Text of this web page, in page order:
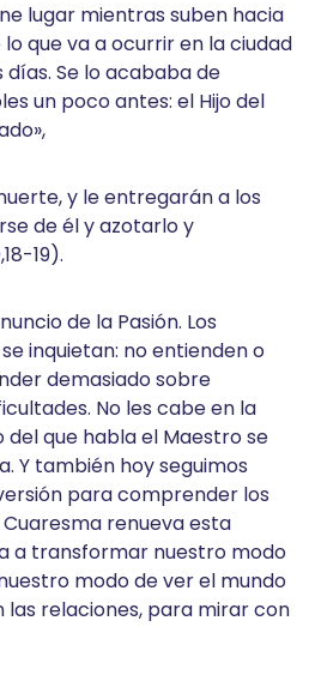
lugar mientras suben hacia
que va a ocurrir en la ciudad
Se lo acababa de
un poco antes: el Hijo del
y le entregarán a los
de él y azotarlo y
19).
de la Pasión. Los
inquietan: no entienden o
demasiado sobre
No les cabe en la
que habla el Maestro se
Y también hoy seguimos
para comprender los
renueva esta
a transformar nuestro modo
modo de ver el mundo
las relaciones, para mirar con